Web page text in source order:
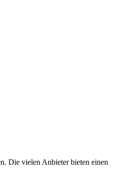
Die vielen Anbieter bieten einen